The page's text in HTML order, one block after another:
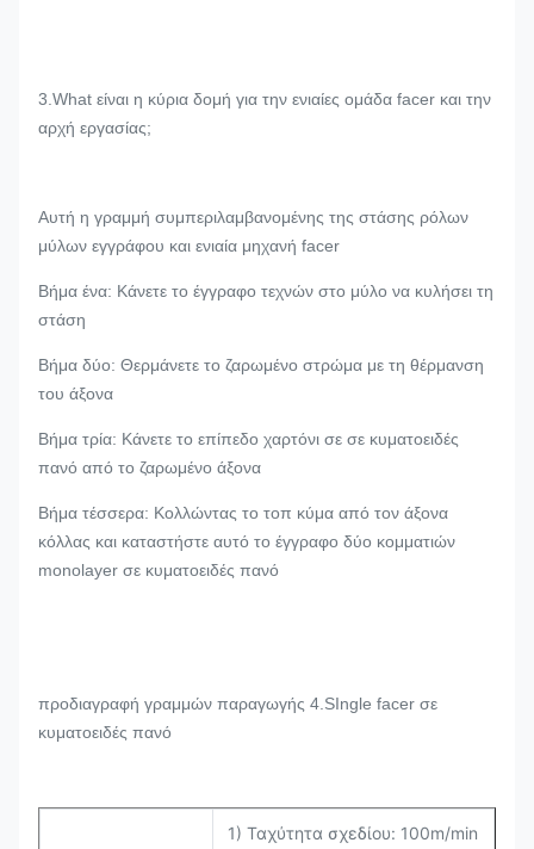
3.What είναι η κύρια δομή για την ενιαίες ομάδα facer και την
αρχή εργασίας;
Αυτή η γραμμή συμπεριλαμβανομένης της στάσης ρόλων
μύλων εγγράφου και ενιαία μηχανή facer
Βήμα ένα: Κάνετε το έγγραφο τεχνών στο μύλο να κυλήσει τη
στάση
Βήμα δύο: Θερμάνετε το ζαρωμένο στρώμα με τη θέρμανση
του άξονα
Βήμα τρία: Κάνετε το επίπεδο χαρτόνι σε σε κυματοειδές
πανό από το ζαρωμένο άξονα
Βήμα τέσσερα: Κολλώντας το τοπ κύμα από τον άξονα
κόλλας και καταστήστε αυτό το έγγραφο δύο κομματιών
monolayer σε κυματοειδές πανό
προδιαγραφή γραμμών παραγωγής 4.SIngle facer σε
κυματοειδές πανό
1) Ταχύτητα σχεδίου: 100m/min